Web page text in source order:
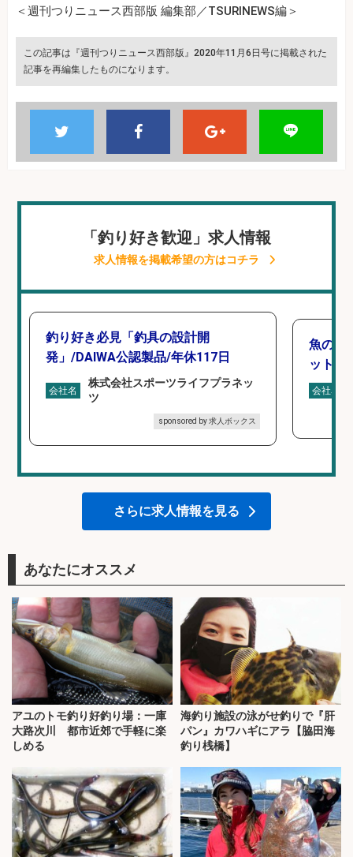
＜週刊つりニュース西部版 編集部／TSURINEWS編＞
この記事は『週刊つりニュース西部版』2020年11月6日号に掲載された
記事を再編集したものになります。
「釣り好き歓迎」求人情報
求人情報を掲載希望の方はコチラ
釣り好き必見「釣具の設計開
発」/DAIWA公認製品/年休117日
会社名
株式会社スポーツライフプラネッ
ツ
sponsored by 求人ボックス
魚の「
ットを
会社名
さらに求人情報を見る
あなたにオススメ
アユのトモ釣り好釣り場：一庫
大路次川 都市近郊で手軽に楽
しめる
海釣り施設の泳がせ釣りで『肝
パン』カワハギにアラ【脇田海
釣り桟橋】